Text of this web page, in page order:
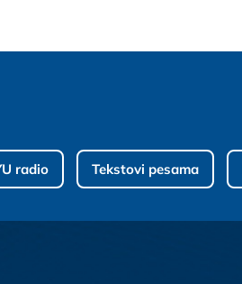
radio Tekstovi pesama